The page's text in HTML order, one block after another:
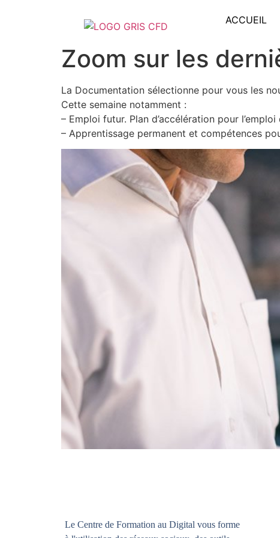
ACCUEIL
Zoom sur les
La Documentation sélectionne pour vous les
Cette semaine notamment :
– Emploi futur. Plan d’accélération pour
– Apprentissage permanent et compétences
Le Centre de Formation au Digital vous forme